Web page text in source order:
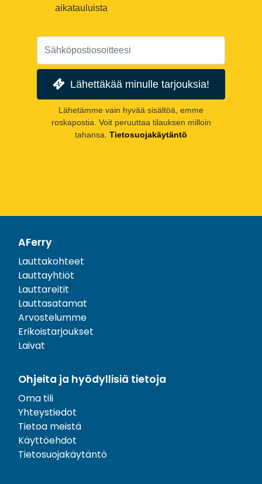
aikatauluista
Lähettäkää minulle tarjouksia!
Lähetämme vain hyvää sisältöä, emme
roskapostia. Voit peruuttaa tilauksen milloin
tahansa. Tietosuojakäytäntö
AFerry
Lauttakohteet
Lauttayhtiöt
Lauttareitit
Lauttasatamat
Arvostelumme
Erikoistarjoukset
Laivat
Ohjeita ja hyödyllisiä tietoja
Oma tili
Yhteystiedot
Tietoa meistä
Käyttöehdot
Tietosuojakäytäntö